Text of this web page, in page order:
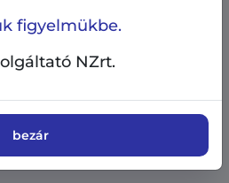
Kultúra
Hollán Jazz Street
figyelmükbe.
NZrt.
bezár